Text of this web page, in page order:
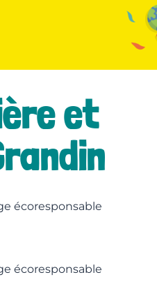
et
écoresponsable
écoresponsable